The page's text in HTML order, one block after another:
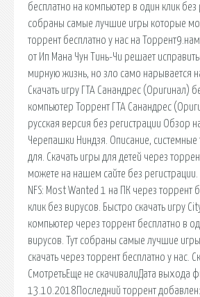
бесплатно на компьютер в один клик без
собраны самые лучшие игры которые
торрент бесплатно у нас на
от Ип Мана Чун Тинь-Чи решает
мирную жизнь, но зло само нарывается
Скачать игру ГТА Санандрес (Оригинал)
компьютер Торрент ГТА Санандрес
русская версия без регистрации Обзор
Черепашки Ниндзя. Описание, системные
для. Скачать игры для детей через
можете на нашем сайте без регистрации.
NFS: Most Wanted 1 на ПК через торрент
клик без вирусов. Быстро скачать игру
компьютер через торрент бесплатно в
вирусов. Тут собраны самые лучшие
скачать через торрент бесплатно у нас.
СмотретьЕще не скачивалиДата выхода
13.10.2018Последний торрент